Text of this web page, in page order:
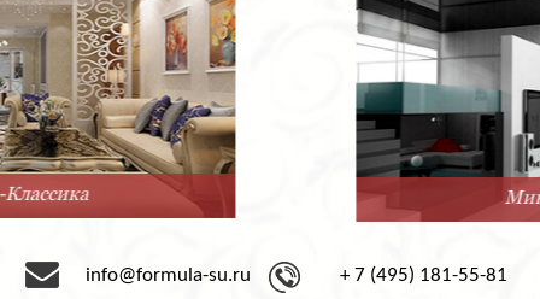
info@formula-su.ru + 7 (495) 181-55-81